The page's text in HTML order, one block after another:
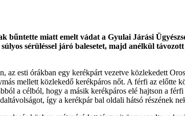
bűntette miatt emelt vádat a Gyulai Járási
sérüléssel járó balesetet, majd anélkül
esti órákban egy kerékpárt vezetve közlekedett
mellett közlekedő kerékpáros nőt. A férfi az előtte
a célból, hogy a másik kerékpáros elé hajtson a
így a kerékpár bal oldali hátsó részének